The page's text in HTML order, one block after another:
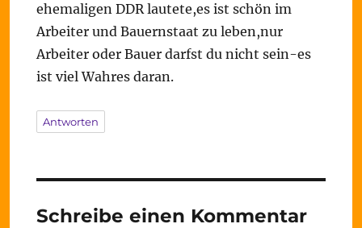
ehemaligen DDR lautete,es ist schön im
Arbeiter und Bauernstaat zu leben,nur
Arbeiter oder Bauer darfst du nicht sein-es
ist viel Wahres daran.
Antworten
Schreibe einen Kommentar